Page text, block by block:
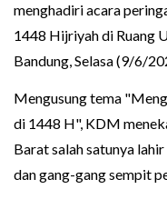
menghadiri acara
1448 Hijriyah di Ruang
Bandung, Selasa (9/6/
Mengusung tema
di 1448 H", KDM
Barat salah satunya
dan gang-gang sempit